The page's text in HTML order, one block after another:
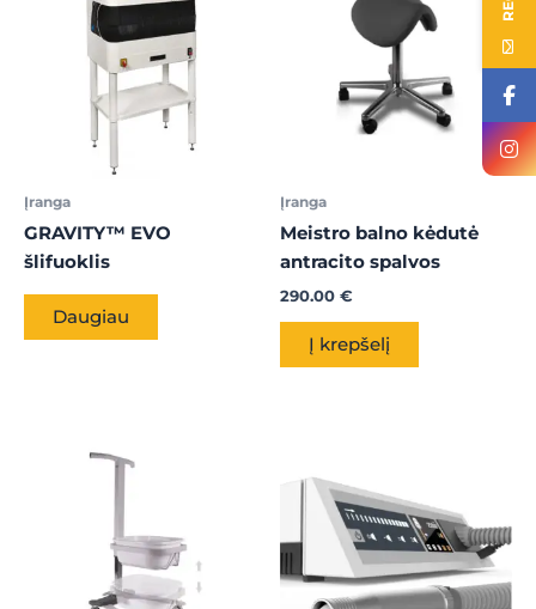
Įranga
GRAVITY™ EVO
šlifuoklis
Daugiau
Įranga
Meistro balno kėdutė
antracito spalvos
290.00 €
Į krepšelį